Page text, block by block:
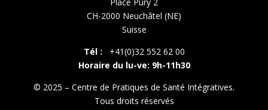
CH-2000 Neuchâtel (NE)
Suisse
Tél :
+41(0)32 552 62 00
Horaire du lu-ve: 9h-11h30
© 2025 – Centre de Pratiques de Santé Intégratives.
Tous droits réservés